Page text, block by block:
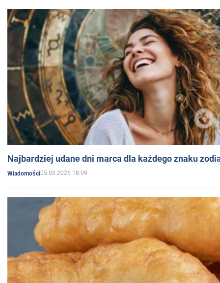
Najbardziej udane dni marca dla każdego znaku
Wiadomości05.03.2025 18:09